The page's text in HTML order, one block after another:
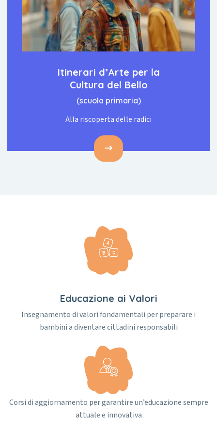
Itinerari d’Arte per la
Cultura del Bello
(scuola primaria)
Alla riscoperta delle radici
Educazione ai Valori
Insegnamento di valori fondamentali per preparare i
bambini a diventare cittadini responsabili
Corsi di aggiornamento per garantire un’educazione sempre
attuale e innovativa